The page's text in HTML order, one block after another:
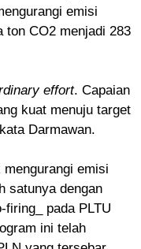
emisi
ton CO2 menjadi 283
effort. Capaian
kuat menuju target
Darmawan.
emisi
satunya dengan
firing_ pada PLTU
ini telah